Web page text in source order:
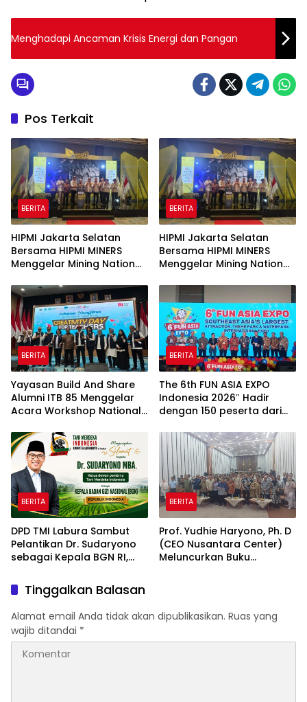
Menghadapi Ancaman Krisis Energi dan Pangan
Pos Terkait
BERITA
HIPMI Jakarta Selatan
Bersama HIPMI MINERS
Menggelar Mining Nation
Indah Golf Jakarta
BERITA
HIPMI Jakarta Selatan
Bersama HIPMI MINERS
Menggelar Mining Nation
Indah Golf Jakarta
BERITA
Yayasan Build And Share
Alumni ITB 85 Menggelar
Acara Workshop National
2026 & Dibuka Resmi
Pramono Anung (Gubernur
DKI Jakarta)
BERITA
The 6th FUN ASIA EXPO
Indonesia 2026″ Hadir
dengan 150 peserta dari
Industri Taman Rekreasi
dan Ekosistem Pariwisata
di Tanah Air
BERITA
DPD TMI Labura Sambut
Pelantikan Dr. Sudaryono
sebagai Kepala BGN RI,
Ketahanan Pangan dan
Gizi Nasional
BERITA
Prof. Yudhie Haryono, Ph. D
(CEO Nusantara Center)
Meluncurkan Buku
Simposium Nasional
bertema “Urgensi Undang-
Tinggalkan Balasan
Alamat email Anda tidak akan dipublikasikan. Ruas yang
wajib ditandai *